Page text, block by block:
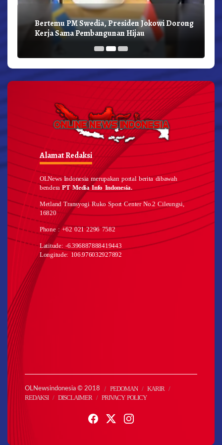
Bertemu PM Swedia, Presiden Jokowi Dorong
Kerja Sama Pembangunan Hijau
Alamat Redaksi
OLNews Indonesia merupakan portal berita dibawah
benderaPT Media Info Indonesia.
Metland Transyogi Ruko Sport Center No.2 Cileungsi,
16820
Phone : +62 021 2296 7582
Latitude: -6.396887888419443
Longitude: 106.976032927892
OLNewsindonesia © 2018 PEDOMAN
KARIR
REDAKSI
DISCLAIMER PRIVACY POLICY